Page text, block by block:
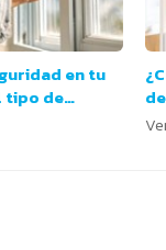
en tu
tipo de